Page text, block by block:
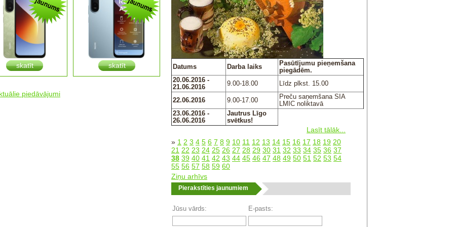
skatīt skatīt
piedāvājumi
Datums Darba laiks
Pasūtījumu pieņemšana
piegādēm.
20.06.2016 -
21.06.2016
9.00-18.00 Līdz plkst. 15.00
22.06.2016 9.00-17.00
Preču saņemšana SIA
LMIC noliktavā
23.06.2016 -
26.06.2016
Jautrus Līgo
svētkus!
Lasīt tālāk...
» 1 2 3 4 5 6 7 8 9 10 11 12 13 14 15 16 17 18 19 20
21 22 23 24 25 26 27 28 29 30 31 32 33 34 35 36 37
38 39 40 41 42 43 44 45 46 47 48 49 50 51 52 53 54
55 56 57 58 59 60
Ziņu arhīvs
Pierakstīties jaunumiem
Jūsu vārds: E-pasts: